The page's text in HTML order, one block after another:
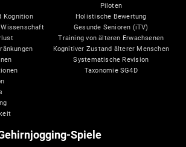
Kognition
Wissenschaft
Piloten
Holistische Bewertung
Gesunde Senioren (iTV)
Training von älteren Erwachsenen
Kognitiver Zustand älterer Menschen
Systematische Revision
Taxonomie SG4D
Spiele